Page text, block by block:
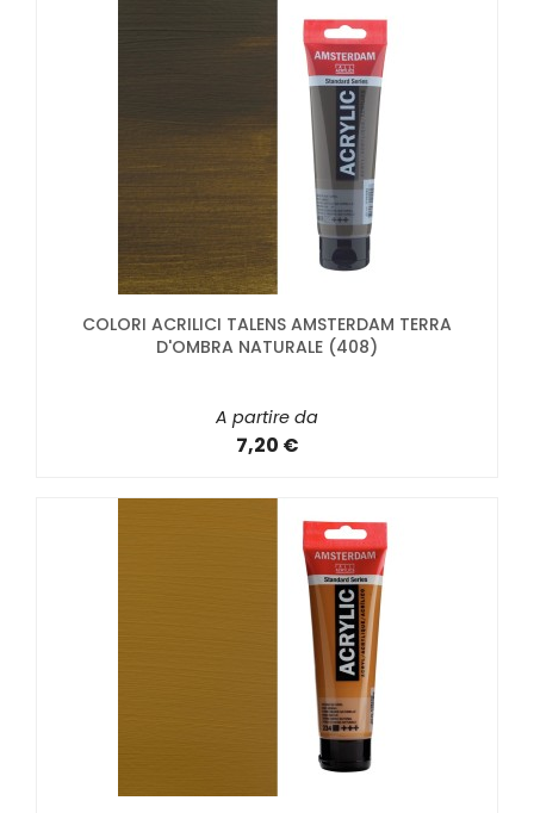
COLORI ACRILICI TALENS AMSTERDAM TERRA
D'OMBRA NATURALE (408)
A partire da
7,20 €